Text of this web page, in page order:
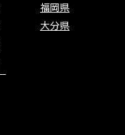
福岡県
大分県